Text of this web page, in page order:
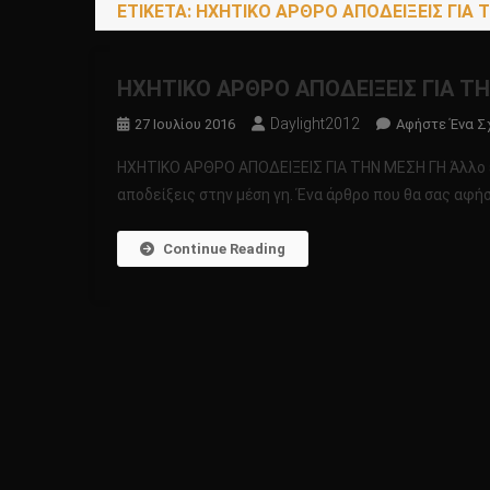
ΕΤΙΚΈΤΑ: ΗΧΗΤΙΚΟ ΑΡΘΡΟ ΑΠΟΔΕΙΞΕΙΣ ΓΙΑ
ΗΧΗΤΙΚΟ ΑΡΘΡΟ ΑΠΟΔΕΙΞΕΙΣ ΓΙΑ
27 Ιουλίου 2016 Daylight2012 Αφήστε Ένα
ΗΧΗΤΙΚΟ ΑΡΘΡΟ ΑΠΟΔΕΙΞΕΙΣ ΓΙΑ ΤΗΝ ΜΕΣΗ ΓΗ Άλλο
αποδείξεις στην μέση γη. Ένα άρθρο που θα σας
Continue Reading